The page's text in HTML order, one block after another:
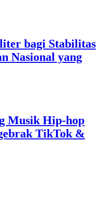
bagi Stabilitas
Nasional yang
Musik Hip-hop
TikTok &